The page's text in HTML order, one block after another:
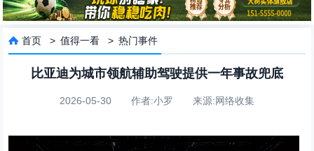
 首页 >值得一看 >热门事件
比亚迪为城市领航辅助驾驶提供一年事故兜底
2026-05-30 作者:小罗 来源:网络收集